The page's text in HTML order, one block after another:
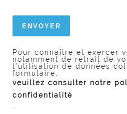
Pour connaître et exercer
notamment de retrait de
l’utilisation de données
formulaire,
veuillez consulter notre
confidentialité